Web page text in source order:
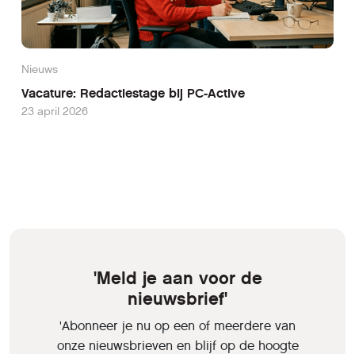
Nieuws
Vacature: Redactiestage bij PC-Active
23 april 2026
'Meld je aan voor de
nieuwsbrief'
'Abonneer je nu op een of meerdere van
onze nieuwsbrieven en blijf op de hoogte